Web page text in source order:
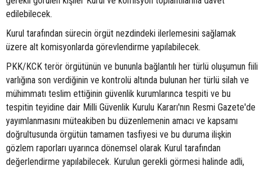
edilebilecek.
Kurul tarafından sürecin örgüt nezdindeki ilerlemesini sağlamak
üzere alt komisyonlarda görevlendirme yapılabilecek.
PKK/KCK terör örgütünün ve bununla bağlantılı her türlü oluşumun fiili
varlığına son verdiğinin ve kontrolü altında bulunan her türlü silah ve
mühimmatı teslim ettiğinin güvenlik kurumlarınca tespiti ve bu
tespitin teyidine dair Milli Güvenlik Kurulu Kararı'nın Resmi Gazete'de
yayımlanmasını müteakiben bu düzenlemenin amacı ve kapsamı
doğrultusunda örgütün tamamen tasfiyesi ve bu duruma ilişkin
gözlem raporları uyarınca dönemsel olarak Kurul tarafından
değerlendirme yapılabilecek. Kurulun gerekli görmesi halinde adli,